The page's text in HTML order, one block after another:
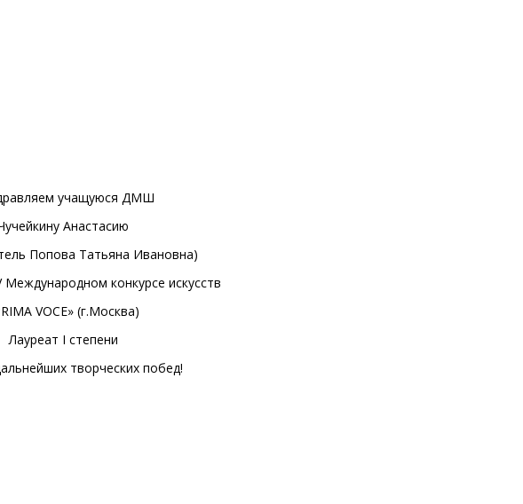
учащуюся ДМШ
Анастасию
Попова Татьяна Ивановна)
конкурсе искусств
VOCE» (г.Москва)
Лауреат I степени
творческих побед!